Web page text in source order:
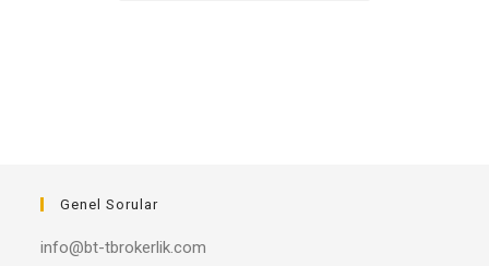
Genel Sorular
info@bt-tbrokerlik.com